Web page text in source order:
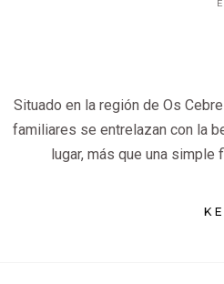
Situado en la región de Os
familiares se entrelazan con la
lugar, más que una simple